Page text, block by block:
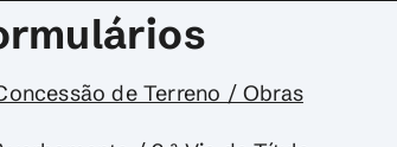
de Terreno / Obras